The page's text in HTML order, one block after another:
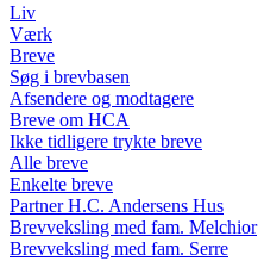
Liv
Værk
Breve
Søg i brevbasen
Afsendere og modtagere
Breve om HCA
Ikke tidligere trykte breve
Alle breve
Enkelte breve
Partner H.C. Andersens Hus
Brevveksling med fam. Melchior
Brevveksling med fam. Serre